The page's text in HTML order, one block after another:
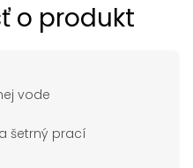
o produkt
vode
šetrný prací